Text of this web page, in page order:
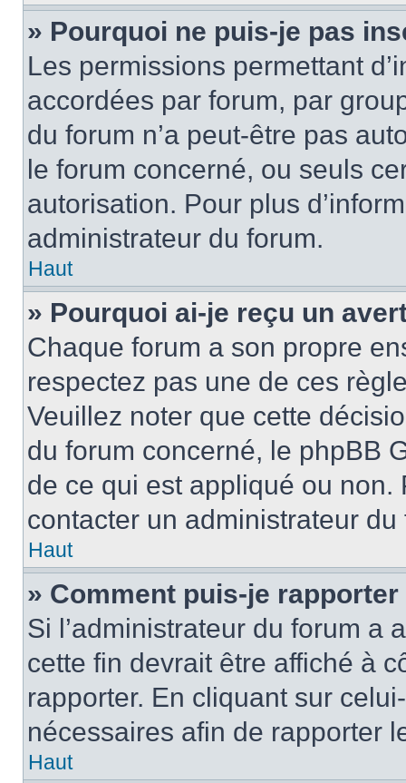
» Pourquoi ne puis-je pas
Les permissions permettant
accordées par forum, par
du forum n’a peut-être pas
le forum concerné, ou seuls
autorisation. Pour plus
administrateur du forum.
Haut
» Pourquoi ai-je reçu un
Chaque forum a son propre
respectez pas une de ces
Veuillez noter que cette
du forum concerné, le phpBB
de ce qui est appliqué ou non.
contacter un administrateur du
Haut
» Comment puis-je
Si l’administrateur du forum a
cette fin devrait être affiché à
rapporter. En cliquant sur
nécessaires afin de rapporter
Haut